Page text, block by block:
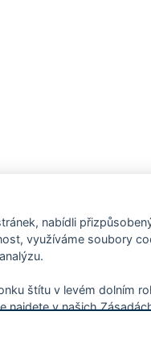
pozvánky na
nabídli
využíváme soubory
štítu v levém dolním
najdete v našich